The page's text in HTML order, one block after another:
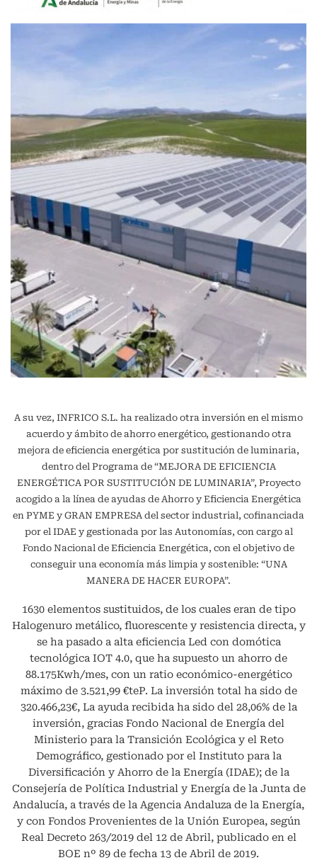
A su vez, INFRICO S.L. ha realizado otra inversión en el mismo
acuerdo y ámbito de ahorro energético, gestionando otra
mejora de eficiencia energética por sustitución de luminaria,
dentro del Programa de “MEJORA DE EFICIENCIA
ENERGÉTICA POR SUSTITUCIÓN DE LUMINARIA”, Proyecto
acogido a la línea de ayudas de Ahorro y Eficiencia Energética
en PYME y GRAN EMPRESA del sector industrial, cofinanciada
por el IDAE y gestionada por las Autonomías, con cargo al
Fondo Nacional de Eficiencia Energética, con el objetivo de
conseguir una economía más limpia y sostenible: “UNA
MANERA DE HACER EUROPA”.
1630 elementos sustituidos, de los cuales eran de tipo
Halogenuro metálico, fluorescente y resistencia directa, y
se ha pasado a alta eficiencia Led con domótica
tecnológica IOT 4.0, que ha supuesto un ahorro de
88.175Kwh/mes, con un ratio económico-energético
máximo de 3.521,99 €teP. La inversión total ha sido de
320.466,23€, La ayuda recibida ha sido del 28,06% de la
inversión, gracias Fondo Nacional de Energía del
Ministerio para la Transición Ecológica y el Reto
Demográfico, gestionado por el Instituto para la
Diversificación y Ahorro de la Energía (IDAE); de la
Consejería de Política Industrial y Energía de la Junta de
Andalucía, a través de la Agencia Andaluza de la Energía,
y con Fondos Provenientes de la Unión Europea, según
Real Decreto 263/2019 del 12 de Abril, publicado en el
BOE nº 89 de fecha 13 de Abril de 2019.